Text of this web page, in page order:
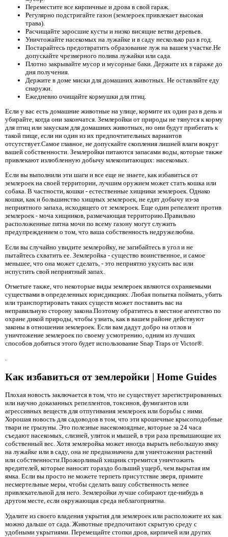
Переместите все кирпичные и дрова в свой гараж.
Регулярно подстригайте газон (землероек привлекает высокая
трава).
Расчищайте заросшие кусты и низко висящие ветви деревьев.
Уничтожайте насекомых на лужайке и в саду несколько раз в год.
Постарайтесь предотвратить образование луж на вашем участке.Не
допускайте чрезмерного полива лужайки или сада.
Плотно закрывайте мусор и мусорные баки. Держите их в гараже до
дня получения.
Держите в доме миски для домашних животных. Не оставляйте еду
снаружи.
Ежедневно очищайте кормушки для птиц.
Если у вас есть домашние животные на улице, кормите их один раз в день и
убирайте, когда они закончатся. Землеройки от природы не тянутся к корму
для птиц или закускам для домашних животных, но они будут прибегать к
такой пище, если ни один из их предпочтительных вариантов
отсутствует.Самое главное, не допускайте скопления лишней влаги вокруг
вашей собственности. Землеройки питаются запасами воды, которые также
привлекают излюбленную добычу млекопитающих: насекомых.
Если вы выполнили эти шаги и все еще не знаете, как избавиться от
землероек на своей территории, лучшим оружием может стать кошка или
собака. В частности, кошки - естественные хищники землероек. Однако
кошки, как и большинство хищных землероек, не едят добычу из-за
неприятного запаха, исходящего от землероек. Еще один репеллент против
землероек - моча хищников, размечающая территорию.Правильно
расположенные пятна мочи по всему газону могут служить
предупреждением о том, что ваша собственность недружелюбна.
Если вы случайно увидите землеройку, не загибайтесь в угол и не
пытайтесь схватить ее. Землеройка - существо воинственное, и самое
меньшее, что она может сделать, - это неприятно укусить вас или
испустить свой неприятный запах.
Отметьте также, что некоторые виды землероек являются охраняемыми
существами в определенных юрисдикциях. Любая попытка поймать, убить
или транспортировать таких существ может поставить вас на
неправильную сторону закона.Поэтому обратитесь в местное агентство по
охране дикой природы, чтобы узнать, как в вашем районе действуют
законы в отношении землероек. Если вам дадут добро на отлов и
уничтожение землероек по своему усмотрению, одним из лучших
способов добиться этого будет использование Snap Traps от Victor®.
.
Как избавиться от землеройки | Home Guides
Плохая новость заключается в том, что не существует зарегистрированных
или научно доказанных репеллентов, токсинов, фумигантов или
агрессивных веществ для отпугивания землероек или борьбы с ними.
Хорошая новость для садоводов в том, что эти крошечные крысоподобные
твари не грызуны. Это полезные насекомоядные, которые за 24 часа
съедают насекомых, слизней, улиток и мышей, в три раза превышающие их
собственный вес. Хотя землеройка может иногда вырыть небольшую ямку
на лужайке или в саду, она не предназначена для уничтожения растений
или собственности.Прожорливый хищник стремится уничтожить
вредителей, которые наносят гораздо больший ущерб, чем вырытая им
ямка. Если вы просто не можете терпеть присутствие зверя, примите
несмертельные меры, чтобы сделать вашу собственность менее
привлекательной для него. Землеройки лучше собирают где-нибудь в
другом месте, если окружающая среда неблагоприятна.
Удалите из своего владения укрытия для землероек или расположите их как
можно дальше от сада. Животные предпочитают скрытую среду с
удобными укрытиями. Перемещайте стопки дров, кирпичей или других